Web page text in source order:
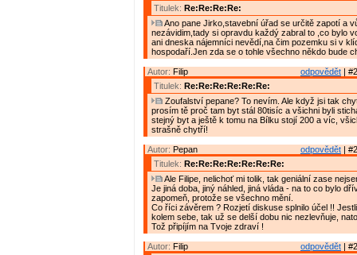
Titulek: Re:Re:Re:Re:
Ano pane Jirko,stavební úřad se určitě zapotí a
nezávidim,tady si opravdu každý zabral to ,co bylo
ani dneska nájemníci nevědí,na čim pozemku si v
hospodaří.Jen zda se o tohle všechno někdo bude
odpovědět |
Autor: Filip
Titulek: Re:Re:Re:Re:Re:Re:
Zoufalství pepane? To nevím. Ale když jsi tak
prosím tě proč tam byt stál 80tisíc a všichni byli
stejný byt a ještě k tomu na Bílku stojí 200 a víc,
strašně chytří!
odpovědět |
Autor: Pepan
Titulek: Re:Re:Re:Re:Re:Re:Re:
Ale Filipe, nelichoť mi tolik, tak geniální zase
Je jiná doba, jiný náhled, jiná vláda - na to co bylo
zapomeň, protože se všechno mění.
Co říci závěrem ? Rozjetí diskuse splnilo účel !!
kolem sebe, tak už se delší dobu nic nezlevňuje,
Tož připíjím na Tvoje zdraví !
odpovědět |
Autor: Filip